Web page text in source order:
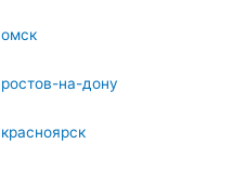
омск
ростов-на-дону
красноярск